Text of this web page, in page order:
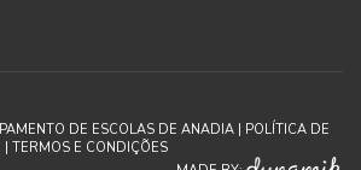
DE ESCOLAS DE ANADIA | POLÍTICA DE
| TERMOS E CONDIÇÕES